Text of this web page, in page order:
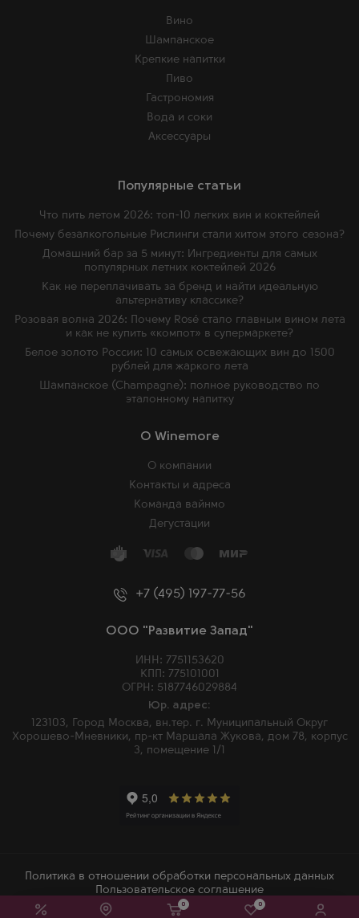
0 0
+7 (495) 197-77-56
ООО "Развитие Запад"
ИНН: 7751153620
КПП: 775101001
ОГРН: 5187746029884
Юр. адрес:
123103, Город Москва, вн.тер. г. Муниципальный Округ
Хорошево-Мневники, пр-кт Маршала Жукова, дом 78, корпус
3, помещение 1/1
O Winemore
О компании
Контакты и адреса
Команда вайнмо
Дегустации
Вино
Шампанское
Крепкие напитки
Пиво
Гастрономия
Вода и соки
Аксессуары
Популярные статьи
Что пить летом 2026: топ-10 легких вин и коктейлей
Почему безалкогольные Рислинги стали хитом этого сезона?
Домашний бар за 5 минут: Ингредиенты для самых
популярных летних коктейлей 2026
Как не переплачивать за бренд и найти идеальную
альтернативу классике?
Розовая волна 2026: Почему Rosé стало главным вином лета
и как не купить «компот» в супермаркете?
Белое золото России: 10 самых освежающих вин до 1500
рублей для жаркого лета
Шампанское (Champagne): полное руководство по
эталонному напитку
2026 © Winemore – Магазин алкогольных напитков в Москве
Политика в отношении обработки персональных данных
Пользовательское соглашение